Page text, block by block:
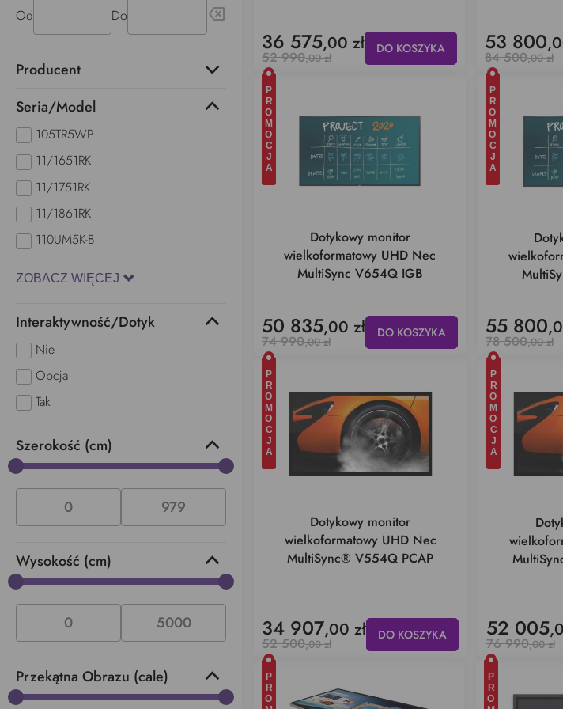
36 575,00 zł
52 990,00 zł
DO KOSZYKA 53 800
84 500,00 zł
PROMOCJA
Dotykowy monitor
wielkoformatowy UHD Nec
MultiSync V654Q IGB
50 835,00 zł
74 990,00 zł
DO KOSZYKA
PROMOCJA
55 800
78 500,00 zł
PROMOCJA
Dotykowy monitor
wielkoformatowy UHD Nec
MultiSync® V554Q PCAP
34 907,00 zł
52 500,00 zł
DO KOSZYKA
PROMOCJA
52 005
76 990,00 zł
Od Do backspace
Producent
Seria/Model
105TR5WP
11/1651RK
11/1751RK
11/1861RK
110UM5K-B
ZOBACZ WIĘCEJ
Interaktywność/Dotyk
Nie
Opcja
Tak
Szerokość (cm)
Wysokość (cm)
Przekątna Obrazu (cale)